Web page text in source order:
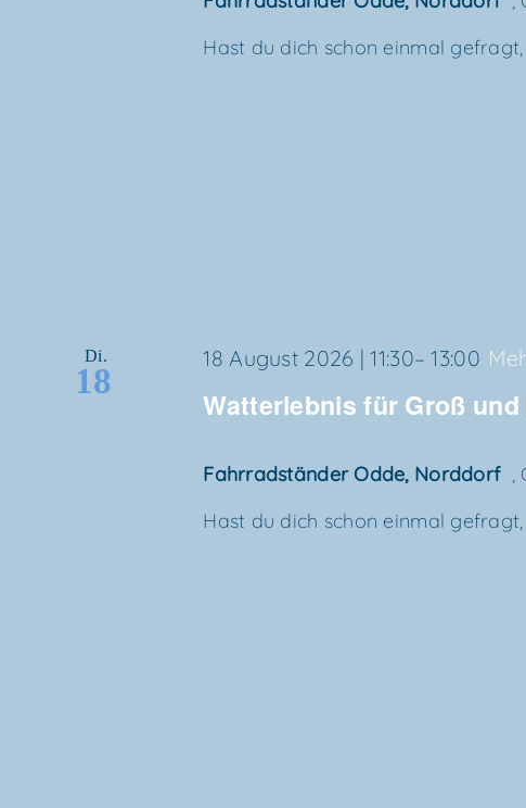
Hast du dich schon ein­mal
Di.
18
Wat­t­er­leb­nis für Groß und
18 August 2026 | 11:30–13:00
Fahr­rad­stän­der Odde, Norddorf ,
Hast du dich schon ein­mal